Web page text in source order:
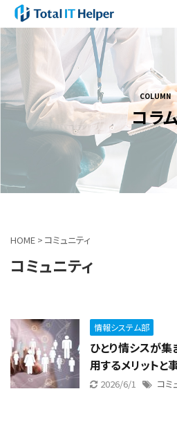
COLUMN
コラ
HOME > コミュニティ
コミュニティ
情報システム部
ひとり情シスが集
用するメリットと
2026/6/1 コミ